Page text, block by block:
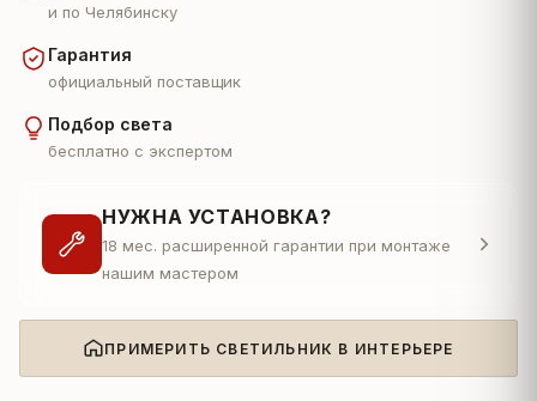
и по Челябинску
Гарантия
официальный поставщик
Подбор света
бесплатно с экспертом
НУЖНА УСТАНОВКА?
18 мес. расширенной гарантии при монтаже
нашим мастером
ПРИМЕРИТЬ СВЕТИЛЬНИК В ИНТЕРЬЕРЕ